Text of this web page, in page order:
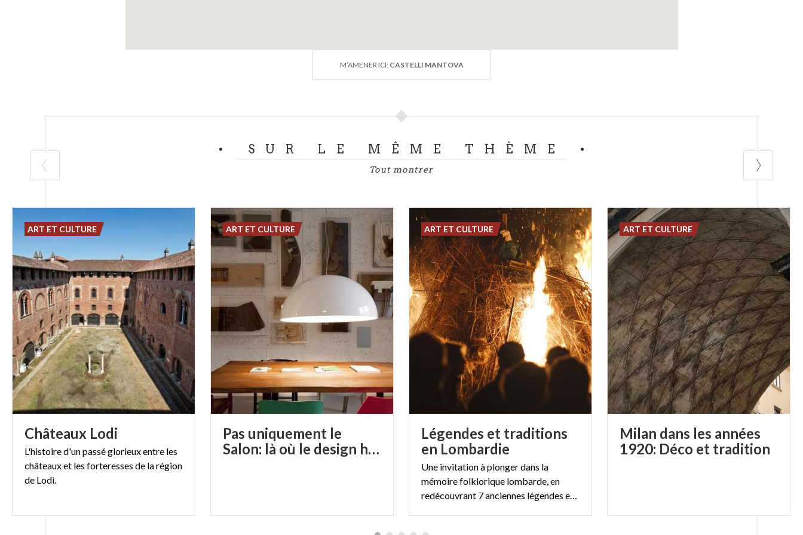
M’AMENER ICI: CASTELLI MANTOVA
SUR LE MÊME THÈME
Tout montrer
Châteaux Lodi
L'histoire d'un passé glorieux entre les
châteaux et les forteresses de la région
de Lodi.
ART ET CULTURE
Pas uniquement le
Salon: là où le design habite
ART ET CULTURE
Légendes et traditions
en Lombardie
Une invitation à plonger dans la
mémoire folklorique lombarde, en
redécouvrant 7 anciennes légendes et traditions
ART ET CULTURE
Milan dans les années
1920: Déco et tradition
ART ET CULTURE